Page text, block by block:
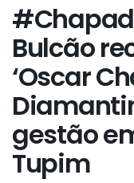
Bulcão
‘Oscar
gestão
Tupim